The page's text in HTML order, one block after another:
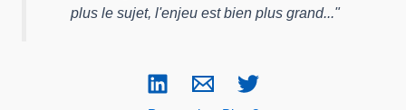
plus le sujet, l'enjeu est bien plus grand..."